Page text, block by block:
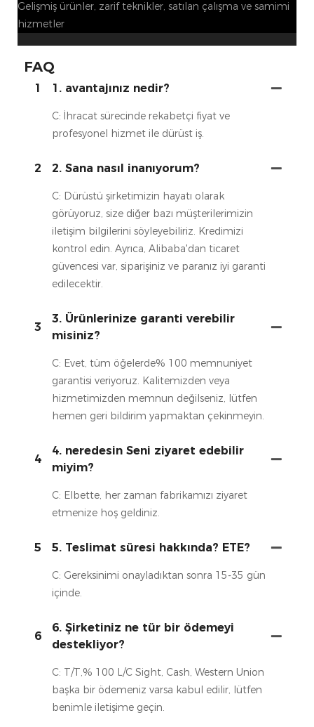
Gelişmiş ürünler, zarif teknikler, satılan çalışma ve samimi
hizmetler
FAQ
1 1. avantajınız nedir?
C: İhracat sürecinde rekabetçi fiyat ve
profesyonel hizmet ile dürüst iş.
2 2. Sana nasıl inanıyorum?
C: Dürüstü şirketimizin hayatı olarak
görüyoruz, size diğer bazı müşterilerimizin
iletişim bilgilerini söyleyebiliriz. Kredimizi
kontrol edin. Ayrıca, Alibaba'dan ticaret
güvencesi var, siparişiniz ve paranız iyi garanti
edilecektir.
3
3. Ürünlerinize garanti verebilir
misiniz?
C: Evet, tüm öğelerde% 100 memnuniyet
garantisi veriyoruz. Kalitemizden veya
hizmetimizden memnun değilseniz, lütfen
hemen geri bildirim yapmaktan çekinmeyin.
4
4. neredesin Seni ziyaret edebilir
miyim?
C: Elbette, her zaman fabrikamızı ziyaret
etmenize hoş geldiniz.
5 5. Teslimat süresi hakkında? ETE?
C: Gereksinimi onayladıktan sonra 15-35 gün
içinde.
6
6. Şirketiniz ne tür bir ödemeyi
destekliyor?
C: T/T,% 100 L/C Sight, Cash, Western Union
başka bir ödemeniz varsa kabul edilir, lütfen
benimle iletişime geçin.